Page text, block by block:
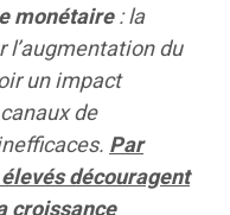
monétaire: la
du
un impact
de
Par
découragent